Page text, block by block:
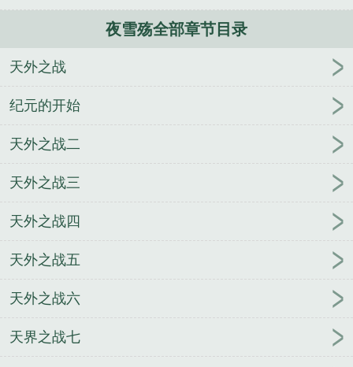
夜雪殇全部章节目录
天外之战
纪元的开始
天外之战二
天外之战三
天外之战四
天外之战五
天外之战六
天界之战七